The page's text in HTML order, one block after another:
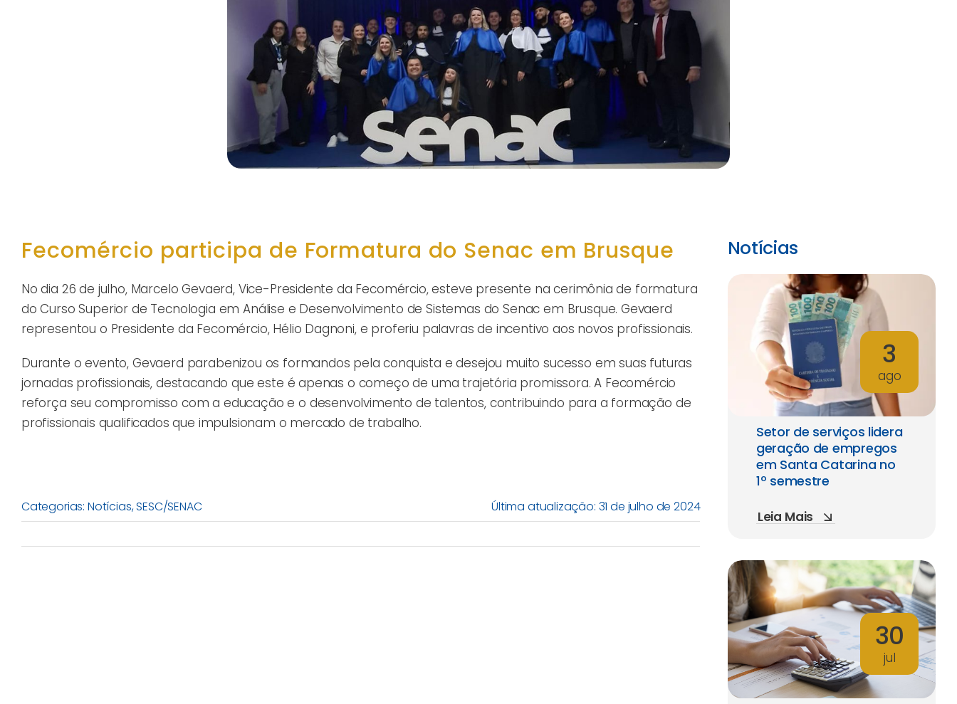
Fecomércio participa de Formatura do Senac em Brusque
No dia 26 de julho, Marcelo Gevaerd, Vice-Presidente da Fecomércio, esteve presente na cerimônia de formatura
do Curso Superior de Tecnologia em Análise e Desenvolvimento de Sistemas do Senac em Brusque. Gevaerd
representou o Presidente da Fecomércio, Hélio Dagnoni, e proferiu palavras de incentivo aos novos profissionais.
Durante o evento, Gevaerd parabenizou os formandos pela conquista e desejou muito sucesso em suas futuras
jornadas profissionais, destacando que este é apenas o começo de uma trajetória promissora. A Fecomércio
reforça seu compromisso com a educação e o desenvolvimento de talentos, contribuindo para a formação de
profissionais qualificados que impulsionam o mercado de trabalho.
Categorias: Notícias,SESC/SENAC Última atualização: 31 de julho de 2024
Notícias
3
ago
Setor de serviços lidera
geração de empregos
em Santa Catarina no
1º semestre
Leia Mais
30
jul